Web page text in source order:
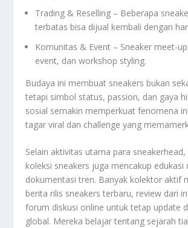
Trading & Reselling – Beberapa
terbatas bisa dijual kembali dengan
Komunitas & Event – Sneaker meet-
event, dan workshop styling.
Budaya ini membuat sneakers bukan
tetapi simbol status, passion, dan gaya
sosial semakin memperkuat fenomena
tagar viral dan challenge yang
Selain aktivitas utama para sneakerhead,
koleksi sneakers juga mencakup edukasi
dokumentasi tren. Banyak kolektor aktif
berita rilis sneakers terbaru, review dari
forum diskusi online untuk tetap update
global. Mereka belajar tentang sejarah